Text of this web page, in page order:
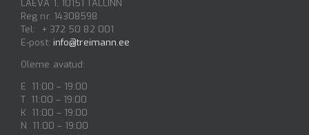
LAEVA 1, 10151 TALLINN
Reg nr. 14308598
Tel: + 372 50 82 001
E-post: info@treimann.ee
Oleme avatud:
E 11:00 – 19:00
T 11:00 – 19:00
K 11:00 – 19:00
N 11:00 – 19:00